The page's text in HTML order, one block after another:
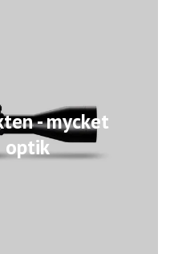
- mycket
optik